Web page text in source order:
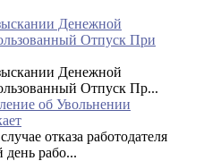
Денежной
Отпуск При
Денежной
Отпуск Пр...
об Увольнении
отказа работодателя
день рабо...